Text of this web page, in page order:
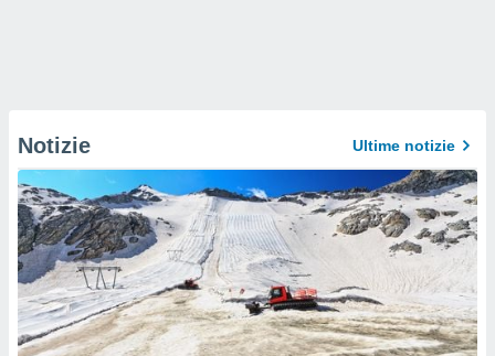
Notizie Ultime notizie